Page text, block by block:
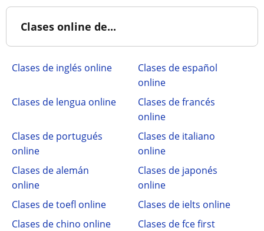
Clases online de...
Clases de inglés online
Clases de español
online
Clases de lengua online
Clases de francés
online
Clases de portugués
online
Clases de italiano
online
Clases de alemán
online
Clases de japonés
online
Clases de toefl online
Clases de ielts online
Clases de chino online
Clases de fce first